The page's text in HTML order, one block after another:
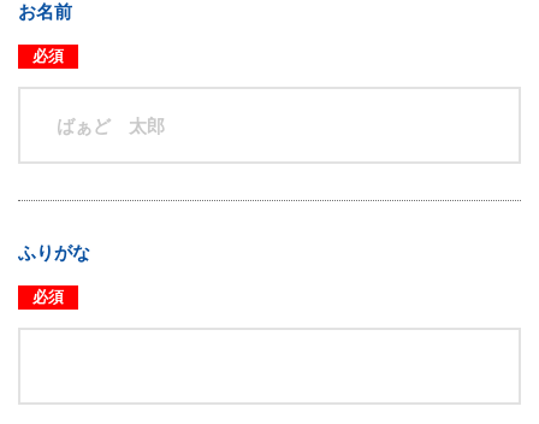
お名前
必須
ふりがな
必須